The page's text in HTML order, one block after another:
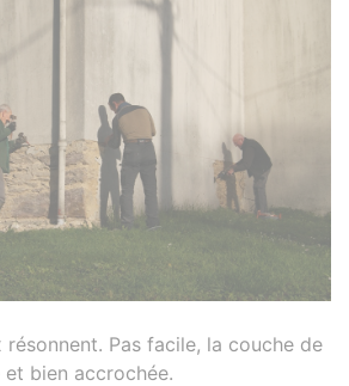
résonnent. Pas facile, la couche de
bien accrochée.